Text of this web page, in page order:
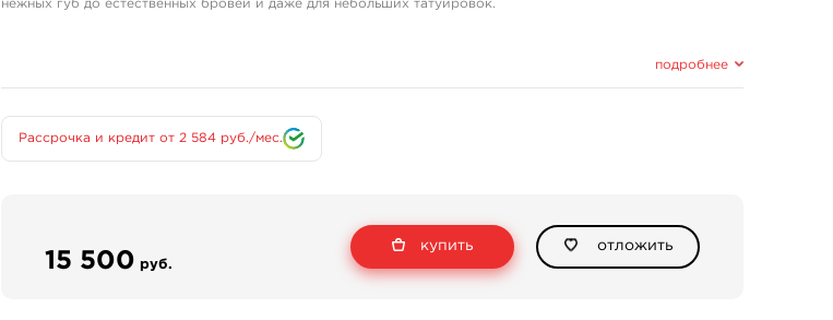
нежных губ до естественных бровей и даже для небольших татуировок.
Технические характеристики:
Материал корпуса - авиационный алюминий.
Время работы на одном заряде - около 3 часов.
Регулируемая длина хода - от 2.2мм до 3.2мм.
подробнее
Рассрочка и кредит от 2 584 руб./мес.
15 500 руб.
купить отложить